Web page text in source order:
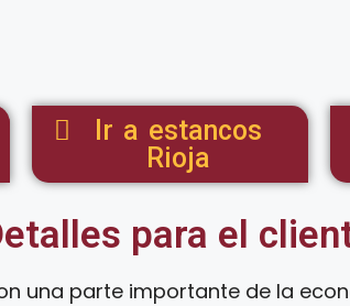
Ir a estancos
Rioja
para el
una parte importante de la